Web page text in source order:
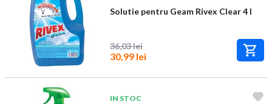
Solutie pentru Geam Rivex Clear 4 l
36,03 lei
30,99 lei
IN STOC